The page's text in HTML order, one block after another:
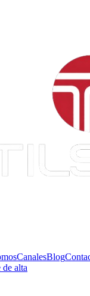
CanalesBlog
alta